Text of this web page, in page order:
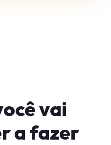
vai
a fazer